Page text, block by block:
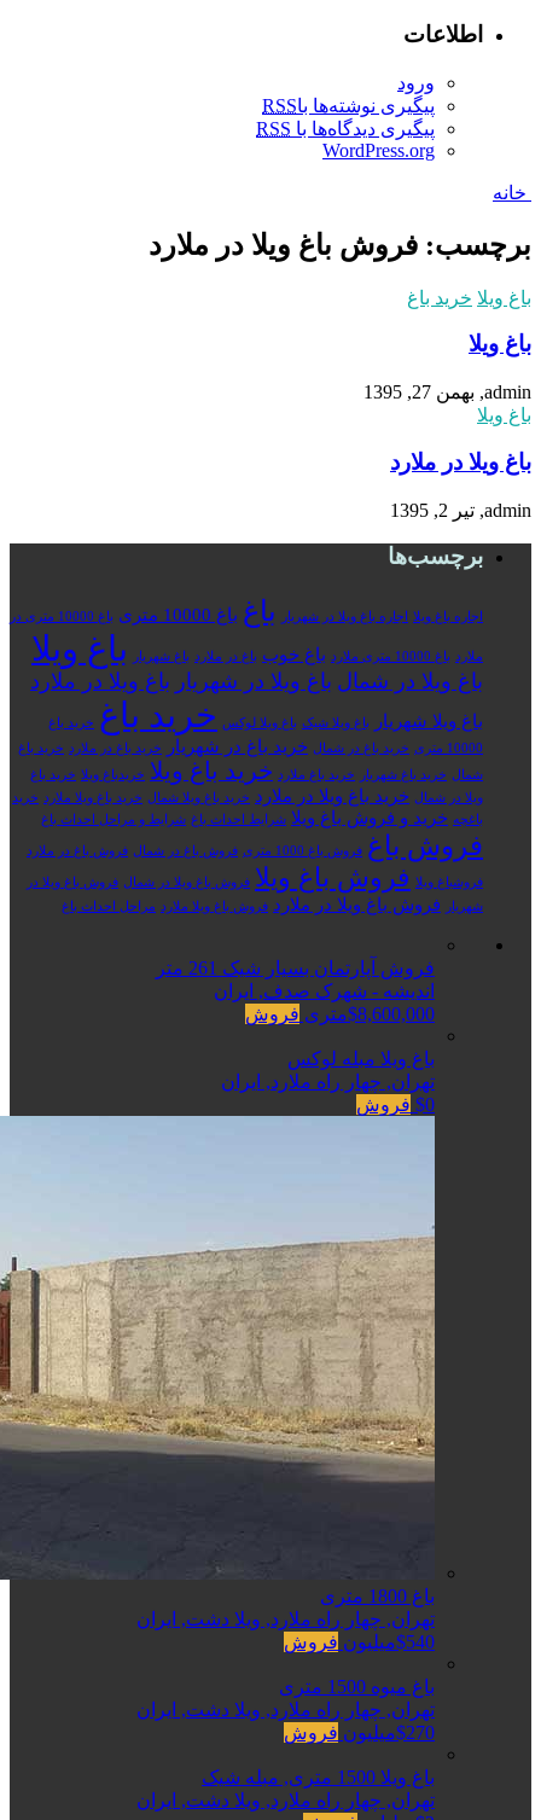
اطلاعات
ورود
پیگیری نوشته‌ها باRSS
پیگیری دیدگاه‌ها با RSS
WordPress.org
خانه
برچسب: فروش باغ ویلا در ملارد
باغ ویلا خرید باغ
باغ ویلا
admin, بهمن 27, 1395
باغ ویلا
باغ ویلا در ملارد
admin, تیر 2, 1395
برچسب‌ها
اجاره باغ ویلا اجاره باغ ویلا در شهریار باغ باغ 10000 متری باغ 10000 متری در
ملارد باغ 10000 متری ملارد باغ خوب باغ در ملارد باغ شهریار باغ ویلا
باغ ویلا در شمال باغ ویلا در شهریار باغ ویلا در ملارد
باغ ویلا شهریار باغ ویلا شیک باغ ویلا لوکس خرید باغ خرید باغ
10000 متری
خرید باغ در شمال خرید باغ در شهریار خرید باغ در ملارد
خرید باغ
شمال خرید باغ شهریار خرید باغ ملارد خرید باغ ویلا خریدباغ ویلا خرید باغ
ویلا در شمال خرید باغ ویلا در ملارد خرید باغ ویلا شمال خرید باغ ویلا ملارد
خرید
باغچه خرید و فروش باغ ویلا شرایط احداث باغ شرایط و مراحل احداث باغ
فروش باغ فروش باغ 1000 متری فروش باغ در شمال فروش باغ در ملارد
فروشباغ ویلا فروش باغ ویلا فروش باغ ویلا در شمال فروش باغ ویلا در
شهریار
فروش باغ ویلا در ملارد فروش باغ ویلا ملارد مراحل احداث باغ
فروش آپارتمان بسیار شیک 261 متر
اندیشه - شهرک صدف, ایران
$8,600,000متری
فروش
باغ ویلا مبله لوکس
تهران, چهار راه ملارد, ایران
$0 فروش
باغ 1800 متری
تهران, چهار راه ملارد, ویلا دشت, ایران
$540میلیون
فروش
باغ میوه 1500 متری
تهران, چهار راه ملارد, ویلا دشت, ایران
$270میلیون
فروش
باغ ویلا 1500 متری, مبله شیک
تهران, چهار راه ملارد, ویلا دشت, ایران